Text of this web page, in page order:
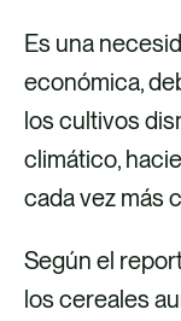
Es una
económica,
los cultivos
climático,
cada vez más
Según el
los cereales